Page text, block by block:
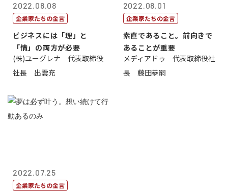
2022.08.08
企業家たちの金言
ビジネスには「理」と
「情」の両方が必要
(株)ユーグレナ 代表取締役
社長 出雲充
2022.08.01
企業家たちの金言
素直であること。前向きで
あることが重要
メディアドゥ 代表取締役社
長 藤田恭嗣
2022.07.25
企業家たちの金言